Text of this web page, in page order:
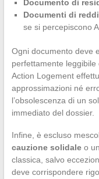
Documento di
Documenti di
se si percepiscono
Ogni documento deve
perfettamente leggibile
Action Logement
approssimazioni né
l’obsolescenza di un
immediato del dossier.
Infine, è escluso
cauzione solidaleo
classica, salvo
deve corrispondere